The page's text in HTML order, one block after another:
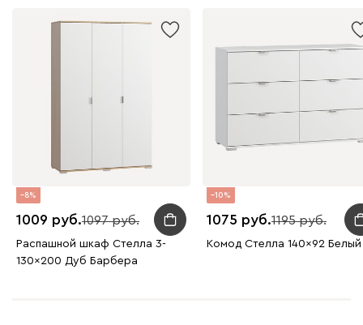
8
1009 1097
Распашной шкаф Стелла 3-
130x200 Дуб Барбера
10
1075 1195
Комод Стелла 140x92 Белый